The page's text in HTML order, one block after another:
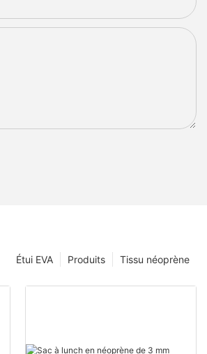
Tissu néoprène
Produits
Étui EVA